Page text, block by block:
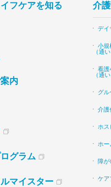
フケアを知る
内
グラム
マイスター
介
デイ
小規
（通
看護
（通
グル
介護
ホス
ホー
障が
ケア